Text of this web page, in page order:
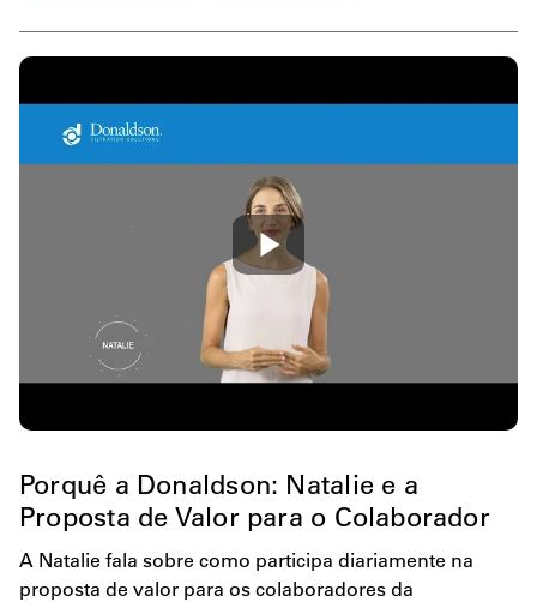
Porquê a Donaldson: Natalie e a
Proposta de Valor para o Colaborador
A Natalie fala sobre como participa diariamente na
proposta de valor para os colaboradores da